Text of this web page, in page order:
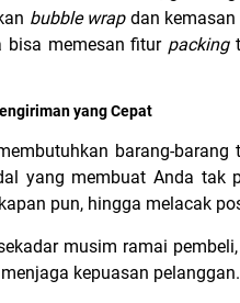
bubble wrap dan
bisa memesan fitur packing
yang Cepat
barang-
yang membuat Anda tak
pun, hingga melacak
musim ramai
kepuasan pelanggan.